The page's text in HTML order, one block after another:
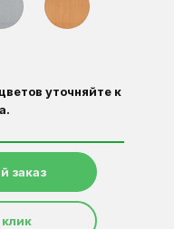
уточняйте к
заказ